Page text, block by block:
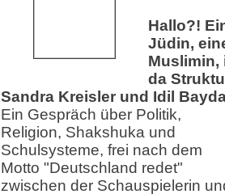
Hallo?!
Jüdin,
Muslimin,
da
Sandra Kreisler und Idil
Ein Gespräch über Politik,
Religion, Shakshuka und
Schulsysteme, frei nach dem
Motto "Deutschland redet"
zwischen der Schauspielerin